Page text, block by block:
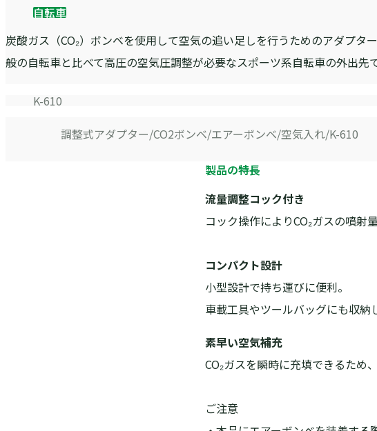
自転車
炭酸ガス（CO₂）ボンベを使用して空気の追い足しを行うためのアダプ
般の自転車と比べて高圧の空気圧調整が必要なスポーツ系自転車の外出先
K-610
調整式アダプター CO2ボンベ エアーボンベ 空気入れ K-610
製品の特長
流量調整コック付き
コック操作によりCO₂ガスの噴射
コンパクト設計
小型設計で持ち運びに便利。
車載工具やツールバッグにも収納
素早い空気補充
CO₂ガスを瞬時に充填できるため
ご注意